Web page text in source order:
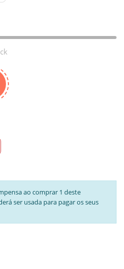
ao comprar 1 deste
ser usada para pagar os seus